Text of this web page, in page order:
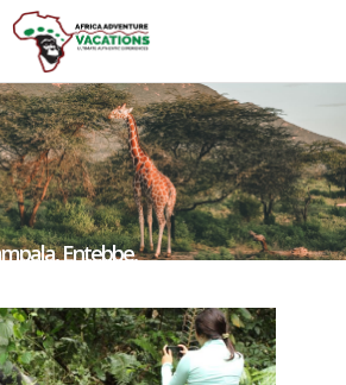
Entebbe,
Entebbe